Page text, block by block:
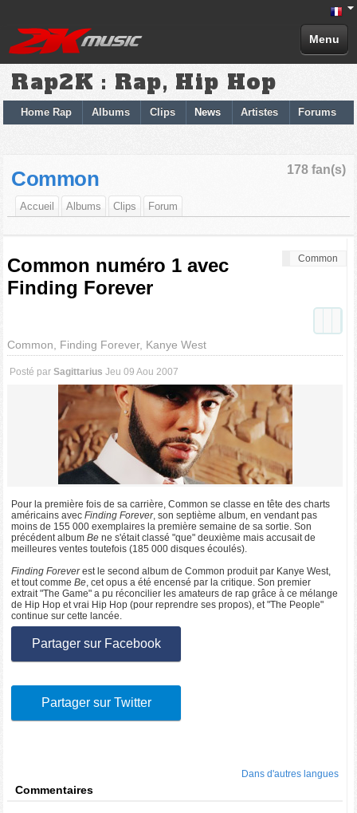
Menu
Rap2K : Rap, Hip Hop
Home Rap Albums Clips News Artistes Forums
178 fan(s)
Common
Accueil Albums Clips Forum
Common
Common numéro 1 avec
Finding Forever
Common, Finding Forever, Kanye West
Posté parSagittarius Jeu 09 Aou 2007
Pour la première fois de sa carrière, Common se classe en tête des charts
américains avecFinding Forever, son septième album, en vendant pas
moins de 155 000 exemplaires la première semaine de sa sortie. Son
précédent albumBe ne s'était classé "que" deuxième mais accusait de
meilleures ventes toutefois (185 000 disques écoulés).
Finding Foreverest le second album de Common produit par Kanye West,
et tout commeBe, cet opus a été encensé par la critique. Son premier
extrait "The Game" a pu réconcilier les amateurs de rap grâce à ce mélange
de Hip Hop et vrai Hip Hop (pour reprendre ses propos), et "The People"
continue sur cette lancée.
Partager sur Facebook
Partager sur Twitter
Dans d'autres langues
Commentaires